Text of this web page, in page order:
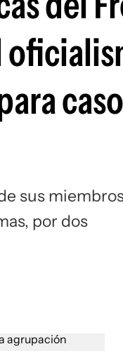
sus
por dos